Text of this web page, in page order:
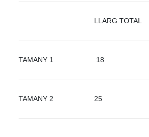
LLARG TOTAL
TAMANY 1 18
TAMANY 2 25